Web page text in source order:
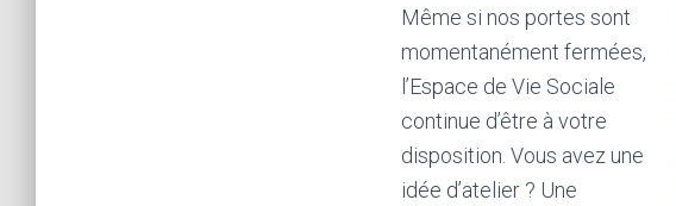
Même si nos portes sont
momentanément fermées,
l’Espace de Vie Sociale
continue d’être à votre
disposition. Vous avez une
idée d’atelier ? Une